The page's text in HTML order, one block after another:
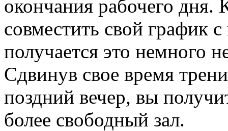
окончания рабочего дня.
совместить свой график
получается это немного
Сдвинув свое время
поздний вечер, вы
более свободный зал.